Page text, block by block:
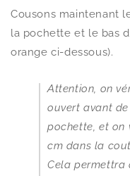
Cousons maintenant
la pochette et le bas
orange ci-dessous).
Attention, on
ouvert avant
pochette, et on
cm dans la
Cela permettra